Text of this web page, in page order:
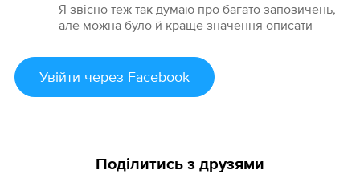
Я звісно теж так думаю про багато запозичень,
але можна було й краще значення описати
Увійти через Facebook
Поділитись з друзями